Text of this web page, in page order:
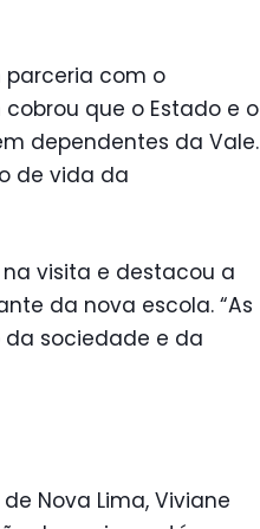
parceria com o
que o Estado e o
dependentes da Vale.
de vida da
visita e destacou a
da nova escola. “As
sociedade e da
Nova Lima, Viviane